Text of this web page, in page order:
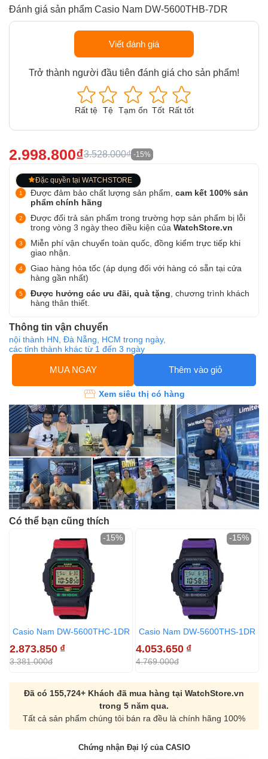
Đánh giá sản phẩm Casio Nam DW-5600THB-7DR
Viết đánh giá
Trở thành người đầu tiên đánh giá cho sản phẩm!
Rất tệ Tệ Tạm ổn Tốt Rất tốt
2.998.800₫3.528.000₫ -15%
Đặc quyền tại WATCHSTORE
Được đảm bảo chất lượng sản phẩm, cam kết 100% sản
phẩm chính hãng
Được đổi trả sản phẩm trong trường hợp sản phẩm bị lỗi
trong vòng 3 ngày theo điều kiện của WatchStore.vn
Miễn phí vận chuyển toàn quốc, đồng kiểm trực tiếp khi
giao nhận.
Giao hàng hỏa tốc (áp dụng đối với hàng có sẵn tại cửa
hàng gần nhất)
Được hưởng các ưu đãi, quà tặng , chương trình khách
hàng thân thiết.
Thông tin vận chuyển
nội thành HN, Đà Nẵng, HCM trong ngày,
các tỉnh thành khác từ 1 đến 3 ngày
MUA NGAY Thêm vào giỏ
Xem siêu thị có hàng
Có thể bạn cũng thích
Casio Nam DW-5600THC-1DR
2.873.850 ₫
3.381.000đ
-15%
Casio Nam DW-5600THS-1DR
4.053.650 ₫
4.769.000đ
-15%
Đã có 155,724+ Khách đã mua hàng tại WatchStore.vn
trong 5 năm qua.
Tất cả sản phẩm chúng tôi bán ra đều là chính hãng 100%
Chứng nhận Đại lý của CASIO